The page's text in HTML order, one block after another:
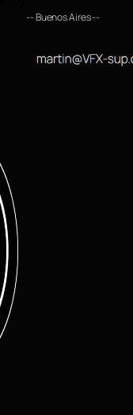
-- Buenos Aires --